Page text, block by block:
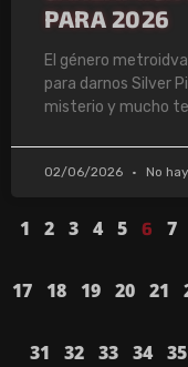
PARA 2026
El género
para darnos Silver
misterio y mucho
02/06/2026 No
1 2 3 4 5 6 7
17 18 19 20 21
31 32 33 34 35